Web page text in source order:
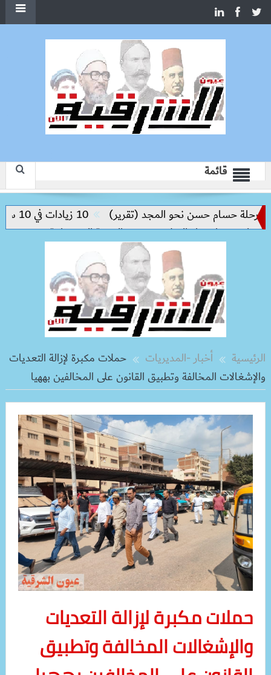
قائمة
حسام حسن نحو المجد (تقرير)
10 زيادات في 10 سنوات.. هل حان الوقت لرفع دعم البنزين نهائيا؟
مفتاح بناء السلام وتحقيق التنمية المستدامة
الرئيسية أخبار -المديريات
حملات مكبرة لإزالة التعديات
والإشغالات المخالفة وتطبيق القانون على المخالفين بههيا
حملات مكبرة لإزالة التعديات
والإشغالات المخالفة وتطبيق